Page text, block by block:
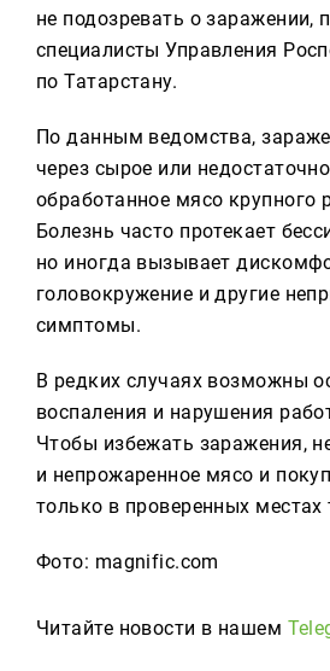
+7 (843) 570−50−00
reception@tnvtv.ru
не подозревать о заражении,
специалисты Управления
по Татарстану.
По данным ведомства,
через сырое или
обработанное мясо крупного
Болезнь часто протекает
но иногда вызывает
головокружение и другие
симптомы.
В редких случаях возможны
воспаления и нарушения
Чтобы избежать заражения,
и непрожаренное мясо и
только в проверенных местах
Фото: magnific.com
Читайте новости в нашем